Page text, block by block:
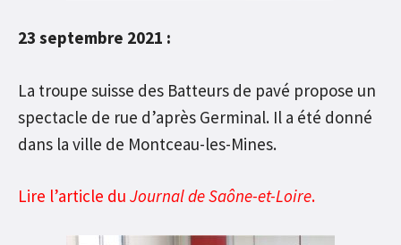
23 septembre 2021 :
La troupe suisse des Batteurs de pavé propose un
spectacle de rue d’après Germinal. Il a été donné
dans la ville de Montceau-les-Mines.
Lire l’article du Journal de Saône-et-Loire.